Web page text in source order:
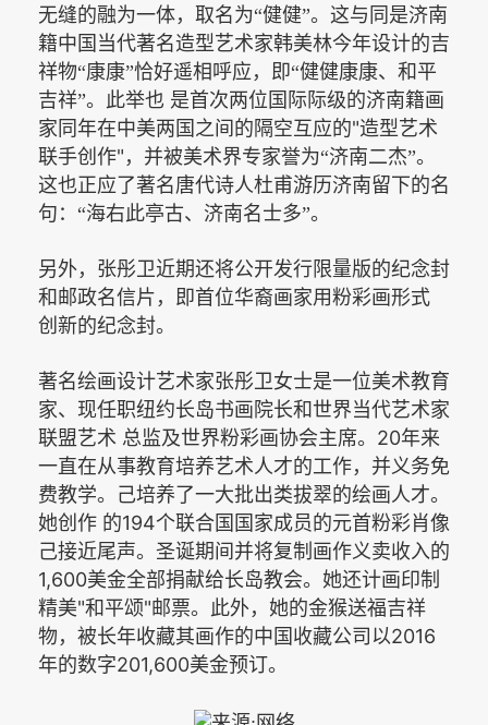
无缝的融为一体，取名为“健健”。这与同是济南
籍中国当代著名造型艺术家韩美林今年设计的吉
祥物“康康”恰好遥相呼应，即“健健康康、和平
吉祥”。此举也 是首次两位国际际级的济南籍画
家同年在中美两国之间的隔空互应的"造型艺术
联手创作" ，并被美术界专家誉为“济南二杰”。
这也正应了著名唐代诗人杜甫游历济南留下的名
句：“海右此亭古、济南名士多”。
另外，张彤卫近期还将公开发行限量版的纪念封
和邮政名信片，即首位华裔画家用粉彩画形式
创新的纪念封。
著名绘画设计艺术家张彤卫女士是一位美术教育
家、现任职纽约长岛书画院长和世界当代艺术家
联盟艺术 总监及世界粉彩画协会主席。 20年来
一直在从事教育培养艺术人才的工作，并义务免
费教学。己培养了一大批出类拔翠的绘画人才。
她创作 的194个联合国国家成员的元首粉彩肖像
己接近尾声。圣诞期间并将复制画作义卖收入的
1,600美金全部捐献给长岛教会。她还计画印制
精美"和平颂"邮票。此外，她的金猴送福吉祥
物，被长年收藏其画作的中国收藏公司以2016
年的数字201,600美金预订。